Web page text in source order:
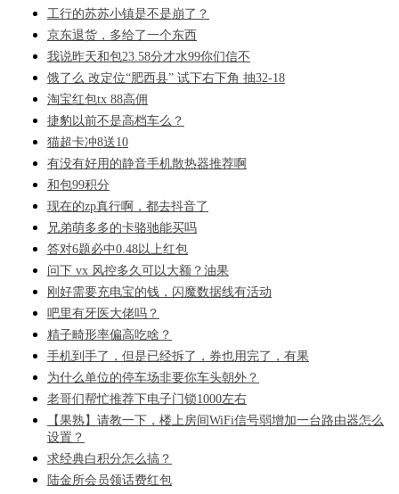
工行的苏苏小镇是不是崩了？
京东退货，多给了一个东西
我说昨天和包23.58分才水99你们信不
饿了么 改定位“肥西县” 试下右下角 抽32-18
淘宝红包tx 88高佣
捷豹以前不是高档车么？
猫超卡冲8送10
有没有好用的静音手机散热器推荐啊
和包99积分
现在的zp真行啊，都去抖音了
兄弟萌多多的卡骆驰能买吗
答对6题必中0.48以上红包
问下 vx 风控多久可以大额？油果
刚好需要充电宝的钱，闪魔数据线有活动
吧里有牙医大佬吗？
精子畸形率偏高吃啥？
手机到手了，但是已经拆了，券也用完了，有果
为什么单位的停车场非要你车头朝外？
老哥们帮忙推荐下电子门锁1000左右
【果熟】请教一下，楼上房间WiFi信号弱增加一台路由器怎么
设置？
求经典白积分怎么搞？
陆金所会员领话费红包